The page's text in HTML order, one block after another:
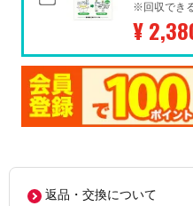
※回収でき
¥
返品・交換について